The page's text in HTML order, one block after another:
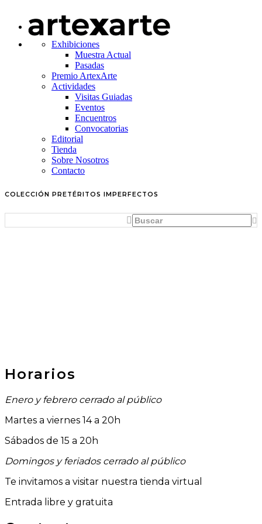
Exhibiciones
Muestra Actual
Pasadas
Premio ArtexArte
Actividades
Visitas Guiadas
Eventos
Encuentros
Convocatorias
Editorial
Tienda
Sobre Nosotros
Contacto
COLECCIÓN PRETÉRITOS IMPERFECTOS
Horarios
Enero y febrero cerrado al público
Martes a viernes 14 a 20h
Sábados de 15 a 20h
Domingos y feriados cerrado al público
Te invitamos a visitar nuestra tienda virtual
Entrada libre y gratuita